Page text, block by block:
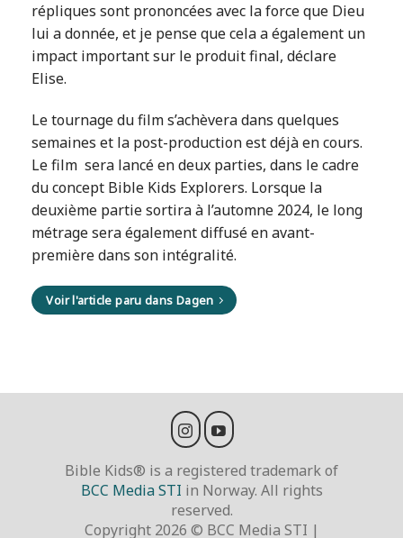
répliques sont prononcées avec la force que Dieu
lui a donnée, et je pense que cela a également un
impact important sur le produit final, déclare
Elise.
Le tournage du film s’achèvera dans quelques
semaines et la post-production est déjà en cours.
Le film sera lancé en deux parties, dans le cadre
du concept Bible Kids Explorers. Lorsque la
deuxième partie sortira à l’automne 2024, le long
métrage sera également diffusé en avant-
première dans son intégralité.
Voir l'article paru dans Dagen
Bible Kids® is a registered trademark of
BCC Media STI in Norway. All rights
reserved.
Copyright 2026 © BCC Media STI |